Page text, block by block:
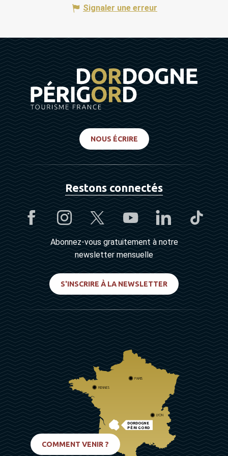
Signaler une erreur
NOUS ÉCRIRE
Restons connectés
Abonnez-vous gratuitement à notre
newsletter mensuelle
S'INSCRIRE À LA NEWSLETTER
DORDOGNE
PÉRIGORD
PARIS
RENNES
LYON
COMMENT VENIR ?